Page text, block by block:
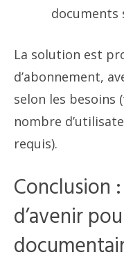
documents
La solution est
d’abonnement,
selon les besoins
nombre
requis).
Conclusion
d’avenir